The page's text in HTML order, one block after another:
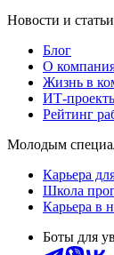
Новости и статьи
Блог
О
Жизнь в
ИТ-
Рейтинг
Молодым
Карьера
Школа
Карьера в
Боты для